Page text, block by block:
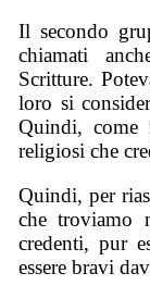
Il secondo
chiamati
Scritture.
loro si
Quindi, come
religiosi che
Quindi, per
che troviamo
credenti, pur
essere bravi